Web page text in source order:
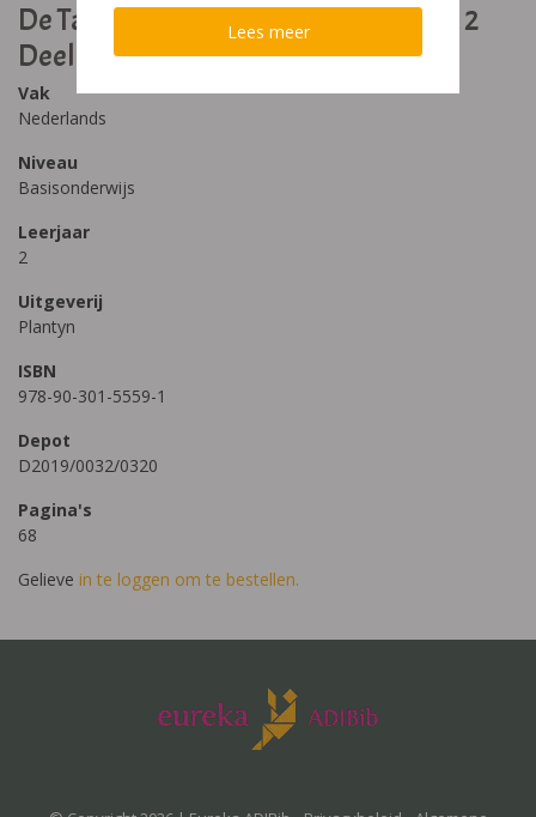
De Taalkanjers Spelling Spellingboek 2
Deel D
Vak
Nederlands
Niveau
Basisonderwijs
Leerjaar
2
Uitgeverij
Plantyn
ISBN
978-90-301-5559-1
Depot
D2019/0032/0320
Pagina's
68
Gelieve in te loggen om te bestellen.
Lees meer